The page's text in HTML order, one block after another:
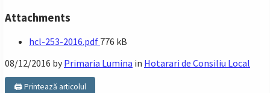
Attachments
hcl-253-2016.pdf File
776 kB
08/12/2016 by Primaria Lumina in Hotarari de Consiliu Local
🖨️ Printează articolul